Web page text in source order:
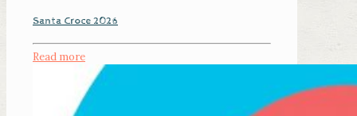
Santa Croce 2026
Read more